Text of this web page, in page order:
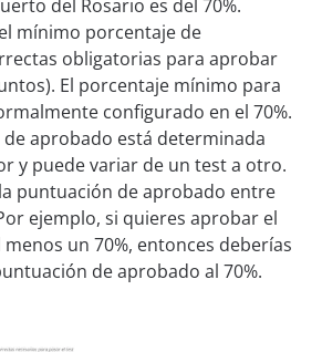
del Rosario es del 70%.
mínimo porcentaje de
obligatorias para aprobar
El porcentaje mínimo para
configurado en el 70%.
aprobado está determinada
y puede variar de un test a otro.
puntuación de aprobado entre
ejemplo, si quieres aprobar el
un 70%, entonces deberías
de aprobado al 70%.